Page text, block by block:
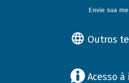
Envie sua
Outros
Acesso